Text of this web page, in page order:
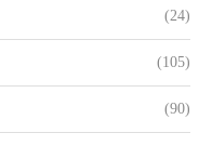
(24)
(105)
(90)